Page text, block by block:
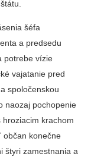
šéfa
a predsedu
potrebe vízie
vajatanie pred
spoločenskou
naozaj pochopenie
krachom
občan konečne
štyri zamestnania a